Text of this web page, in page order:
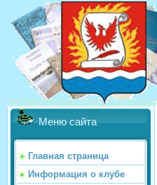
Меню сайта
Главная страница
Информация о клубе